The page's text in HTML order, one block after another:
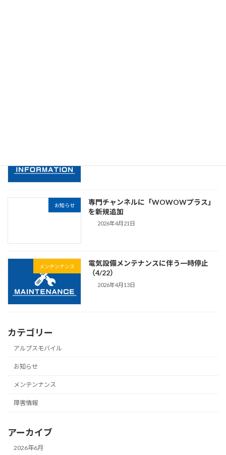
お知らせ
専門チャンネルに「WOWOWプラス」
を新規追加
2026年4月21日
メンテンナンス
電気設備メンテナンスに伴う一時停止
（4/22）
2026年4月13日
カテゴリー
アルプスモバイル
お知らせ
メンテンナンス
障害情報
アーカイブ
2026年6月